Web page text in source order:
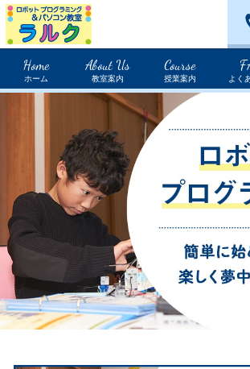
Home
ホーム
About Us
教室案内
Course
授業案内 よく